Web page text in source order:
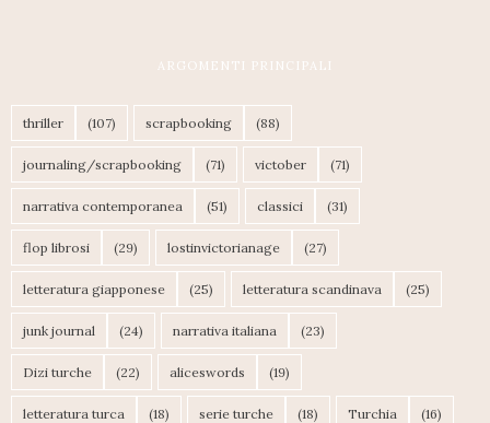
ARGOMENTI PRINCIPALI
thriller (107) scrapbooking (88)
journaling/scrapbooking (71) victober (71)
narrativa contemporanea (51) classici (31)
flop librosi (29) lostinvictorianage (27)
letteratura giapponese (25) letteratura scandinava (25)
junk journal (24) narrativa italiana (23)
Dizi turche (22) aliceswords (19)
letteratura turca (18) serie turche (18) Turchia (16)